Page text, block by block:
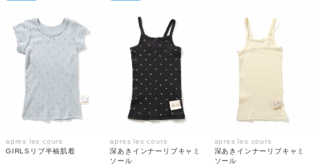
apres les cours
GIRLSリブ半袖肌着
apres les cours
深あきインナーリブキャミ
ソール
apres les cours
深あきインナーリブキャミ
ソール